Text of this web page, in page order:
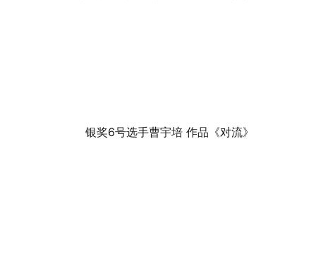
银奖6号选手曹宇培 作品《对流》